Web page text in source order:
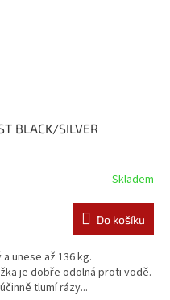
BLACK/SILVER
Skladem
Do košíku
unese až 136 kg.
je dobře odolná proti vodě.
tlumí rázy...